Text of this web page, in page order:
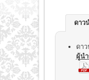
ดาว
ดา
ผู้น